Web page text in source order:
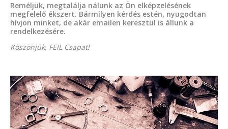
Reméljük, megtalálja nálunk az Ön elképzelésének
megfelelő ékszert. Bármilyen kérdés estén, nyugodtan
hívjon minket, de akár emailen keresztül is állunk a
rendelkezésére.
Köszönjük, FEIL Csapat!